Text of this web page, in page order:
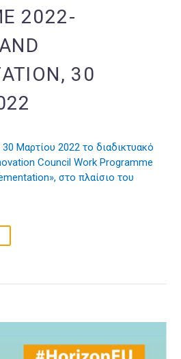
2022-
30
Μαρτίου 2022 το διαδικτυακό
Council Work Programme
στο πλαίσιο του